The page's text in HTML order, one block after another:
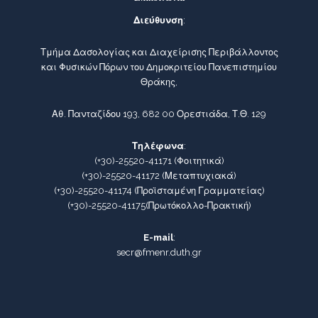
Διεύθυνση:
Τμήμα Δασολογίας και Διαχείρισης Περιβάλλοντος
και Φυσικών Πόρων του Δημοκριτείου Πανεπιστημίου
Θράκης,
Αθ. Πανταζίδου 193, 682 00 Ορεστιάδα, Τ.Θ. 129
Τηλέφωνα:
(+30)-25520-41171(Φοιτητικά)
(+30)-25520-41172 (Μεταπτυχιακά)
(+30)-25520-41174 (Προϊσταμένη Γραμματείας)
(+30)-25520-41175(Πρωτόκολλο-Πρακτική)
E-mail:
secr@fmenr.duth.gr